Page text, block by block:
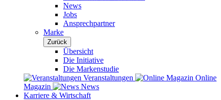
News
Jobs
Ansprechpartner
Marke
Zurück
Übersicht
Die Initiative
Die Markenstudie
Veranstaltungen
Online
Magazin
News
Karriere & Wirtschaft